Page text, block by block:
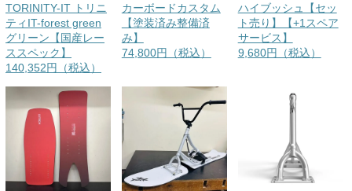
TORINITY-IT トリニ
ティIT-forest green
グリーン【国産レー
ススペック】
140,352円（税込）
カーボードカスタム
【塗装済み整備済
み】
74,800円（税込）
ハイブッシュ【セッ
ト売り】【+1スペア
サービス】
9,680円（税込）